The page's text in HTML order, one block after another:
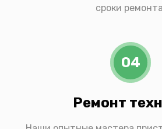
сроки
04
Ремонт